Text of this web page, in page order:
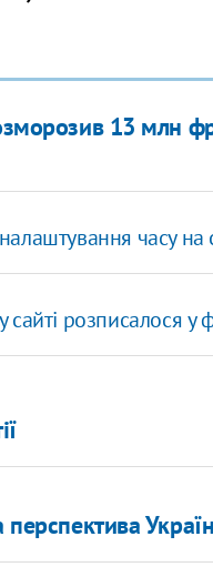
13 млн
часу на
розписалося у